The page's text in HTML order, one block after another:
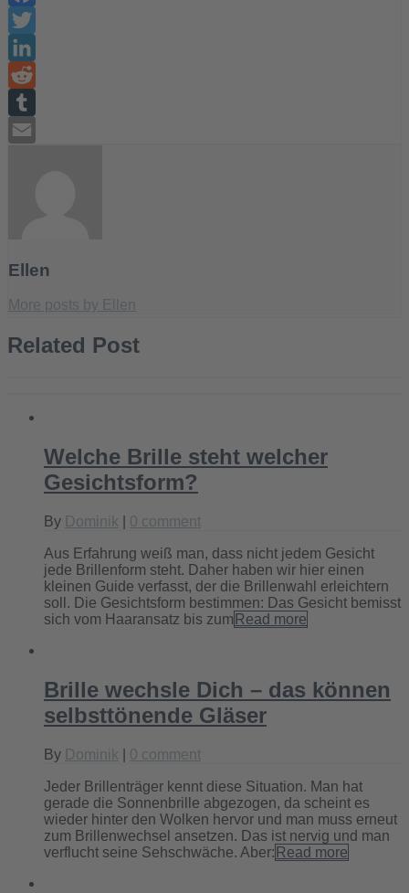
Facebook
Twitter
LinkedIn
Reddit
Tumblr
Ellen
More posts by Ellen
Related Post
Welche Brille steht welcher
Gesichtsform?
By Dominik 0 comment
Aus Erfahrung weiß man, dass nicht jedem Gesicht
jede Brillenform steht. Daher haben wir hier einen
kleinen Guide verfasst, der die Brillenwahl erleichtern
soll. Die Gesichtsform bestimmen: Das Gesicht bemisst
sich vom Haaransatz bis zum Read more
Brille wechsle Dich – das können
selbsttönende Gläser
By Dominik 0 comment
Jeder Brillenträger kennt diese Situation. Man hat
gerade die Sonnenbrille abgezogen, da scheint es
wieder hinter den Wolken hervor und man muss erneut
zum Brillenwechsel ansetzen. Das ist nervig und man
verflucht seine Sehschwäche. Aber: Read more